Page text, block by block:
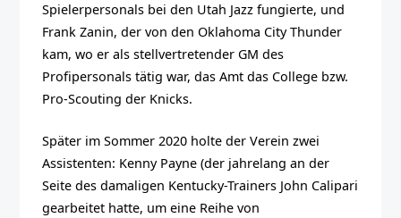
Spielerpersonals bei den Utah Jazz fungierte, und
Frank Zanin, der von den Oklahoma City Thunder
kam, wo er als stellvertretender GM des
Profipersonals tätig war, das Amt das College bzw.
Pro-Scouting der Knicks.
Später im Sommer 2020 holte der Verein zwei
Assistenten: Kenny Payne (der jahrelang an der
Seite des damaligen Kentucky-Trainers John Calipari
gearbeitet hatte, um eine Reihe von